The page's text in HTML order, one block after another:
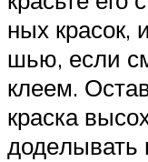
ных кра­сок,
шью, если
клеем.
краска
доде­лы­вать